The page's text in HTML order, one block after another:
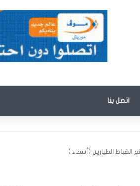
اتصل بنا
الضباط الطيارين (أسماء )